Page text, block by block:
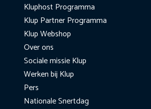
Kluphost Programma
Klup Partner Programma
Klup Webshop
Over ons
Sociale missie Klup
Werken bij Klup
Pers
Nationale Snertdag